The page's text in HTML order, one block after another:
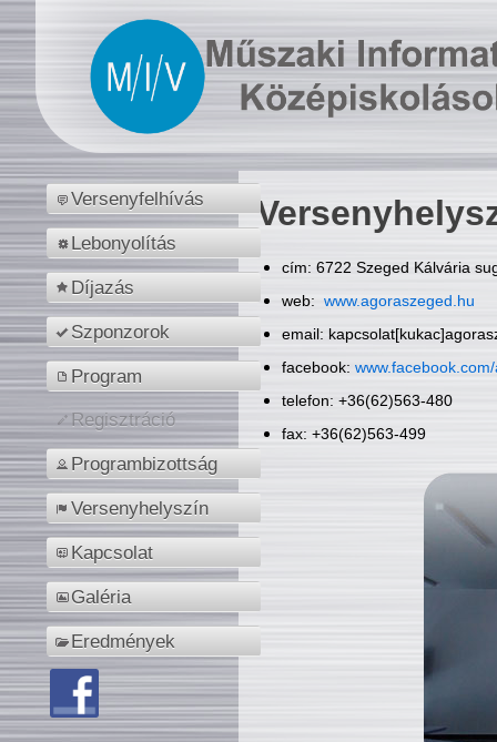
Versenyfelhívás
Lebonyolítás
Díjazás
Szponzorok
Program
Regisztráció
Programbizottság
Versenyhelyszín
Kapcsolat
Galéria
Eredmények
cím: 6722 Szeged Kálvária
web: www.agoraszeged.hu
email:
facebook:
telefon: +36(62)563-480
fax: +36(62)563-499